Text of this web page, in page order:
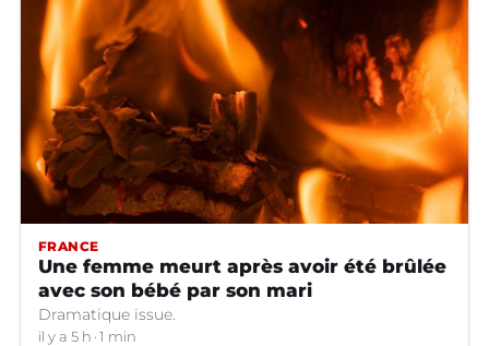
FRANCE
Une femme meurt après avoir été brûlée
avec son bébé par son mari
Dramatique issue.
il y a 5 h 1 min